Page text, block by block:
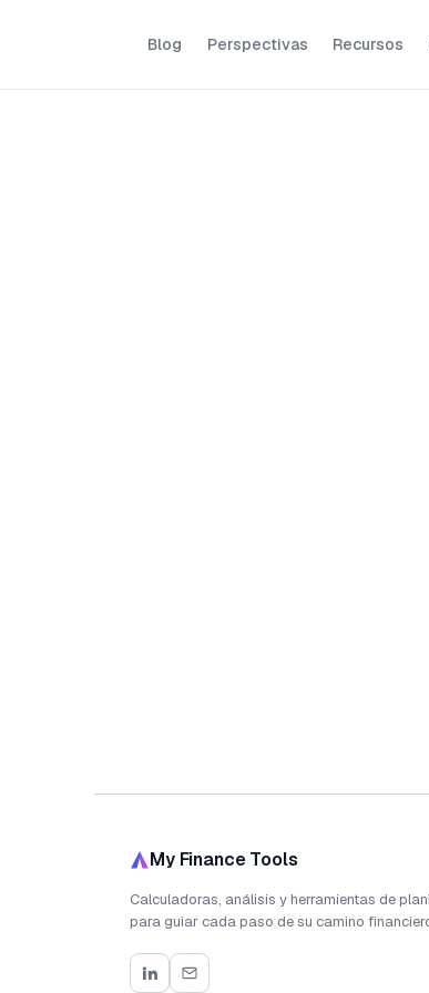
Blog Perspectivas Recursos
My Finance Tools
Calculadoras, análisis y herramientas de
para guiar cada paso de su camino